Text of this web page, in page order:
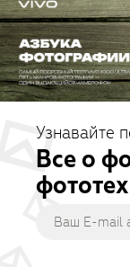
Узнавайте
Все о